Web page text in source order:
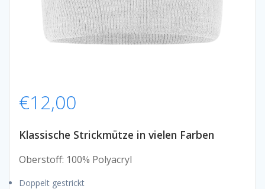
€12,00
Klassische Strickmütze in vielen Farben
Oberstoff: 100% Polyacryl
Doppelt gestrickt